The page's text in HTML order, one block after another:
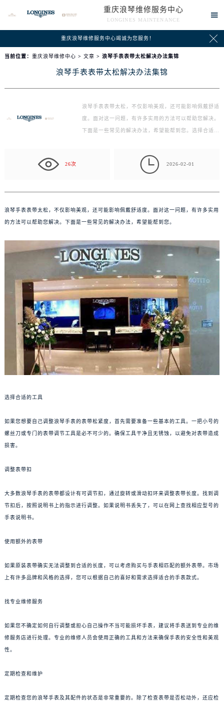
重庆浪琴维修服务中心
LONGINES MAINTENANCE

重庆浪琴维修服务中心竭诚为您服务！ 
当前位置： 重庆浪琴维修中心 > 文章 > 浪琴手表表带太松解决办法集锦
浪琴手表表带太松解决办法集锦
浪琴手表表带太松，不仅影响美观，还可能影响佩戴舒适
度。面对这一问题，有许多实用的方法可以帮助您解决。
下面是一些常见的解决办法，希望能帮到您。选择合适
26次  2026-02-01
浪琴手表表带太松，不仅影响美观，还可能影响佩戴舒适度。面对这一问题，有许多实用
的方法可以帮助您解决。下面是一些常见的解决办法，希望能帮到您。
选择合适的工具
如果您想要自己调整浪琴手表的表带松紧度，首先需要准备一些基本的工具。一把小号的
螺丝刀或专门的表带调节工具是必不可少的。确保工具干净且无锈蚀，以避免对表带造成
损害。
调整表带扣
大多数浪琴手表的表带都设计有可调节扣，通过旋转或滑动扣环来调整表带长度。找到调
节扣后，按照说明书上的指示进行调整。如果说明书丢失了，可以在网上查找相应型号的
手表说明书。
使用额外的表带
如果原装表带确实无法调整到合适的长度，可以考虑购买与手表相匹配的额外表带。市场
上有许多品牌和风格的选择，您可以根据自己的喜好和需求选择适合的手表款式。
找专业维修服务
如果您不确定如何自行调整或担心自己操作不当可能损坏手表，建议将手表送到专业的维
修服务店进行处理。专业的维修人员会使用正确的工具和方法来确保手表的安全性和美观
性。
定期检查和维护
定期检查您的浪琴手表及其配件的状态是非常重要的。除了检查表带是否松动外，还应检